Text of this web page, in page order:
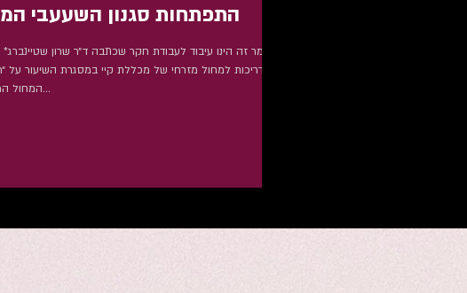
התפתחות סגנון השעעבי
מאמר זה הינו עיבוד לעבודת חקר שכתבה ד״ר שרון
מדריכות למחול מזרחי של מכללת קיי במסגרת השיעור על
המחול המזרחי״...